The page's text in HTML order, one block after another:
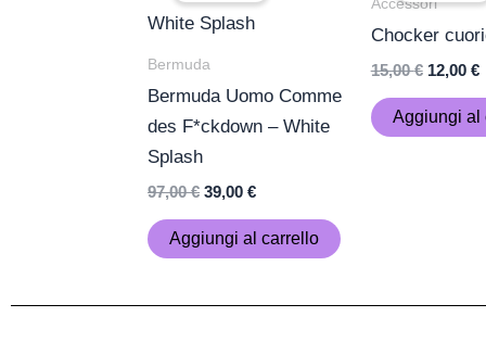
Bermuda
Bermuda Uomo Comme
des F*ckdown – White
Splash
97,00€
era:
97,00 €.
39,00€
Aggiungi al carrello
Chocker
15,00€
15,00 €.
12,00 €
Aggiungi al